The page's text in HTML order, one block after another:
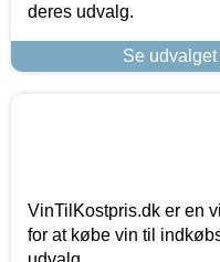
deres udvalg.
Se
VinTilKostpris.dk er en
for at købe vin til